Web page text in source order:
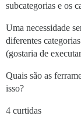
subcategorias e os
Uma necessidade
diferentes
(gostaria de
Quais são as
isso?
4 curtidas